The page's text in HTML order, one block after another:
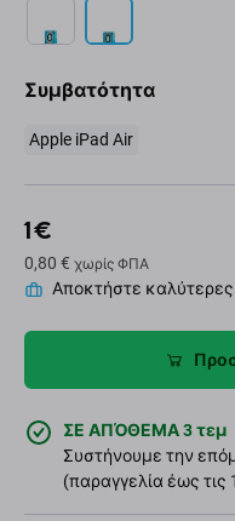
Συμβατότητα
Apple iPad Air
1 €
0,80 € χωρίς ΦΠΑ
Αποκτήστε καλύτερες
ΣΕ ΑΠΌΘΕΜΑ 3 τεμ
Συστήνουμε την
(παραγγελία έως τις